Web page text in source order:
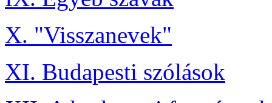
X. "Visszanevek"
XI. Budapesti szólások